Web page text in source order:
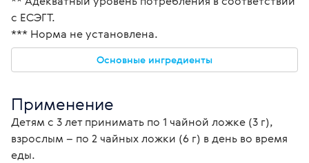
с ЕСЭГТ.
*** Норма не установлена.
Основные ингредиенты
Применение
Детям с 3 лет принимать по 1 чайной ложке (3 г),
взрослым – по 2 чайных ложки (6 г) в день во время
еды.